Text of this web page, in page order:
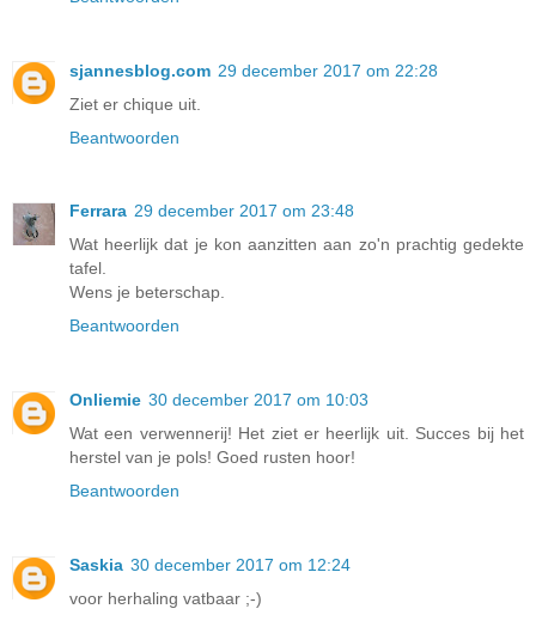
sjannesblog.com 29 december 2017 om 22:28
Ziet er chique uit.
Beantwoorden
Ferrara 29 december 2017 om 23:48
Wat heerlijk dat je kon aanzitten aan zo'n prachtig gedekte
tafel.
Wens je beterschap.
Beantwoorden
Onliemie 30 december 2017 om 10:03
Wat een verwennerij! Het ziet er heerlijk uit. Succes bij het
herstel van je pols! Goed rusten hoor!
Beantwoorden
Saskia 30 december 2017 om 12:24
voor herhaling vatbaar ;-)